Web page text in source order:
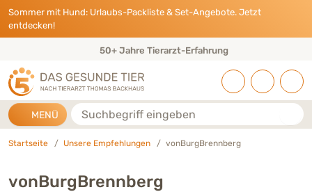
Direkt zu:
INHALT
HAUPTMENÜ
FOOTER
Sommer mit Hund: Urlaubs-Packliste & Set-Angebote. Jetzt
entdecken!
50+ Jahre Tierarzt-Erfahrung
MENÜ Suche
Startseite Unsere Empfehlungen vonBurgBrennberg
vonBurgBrennberg